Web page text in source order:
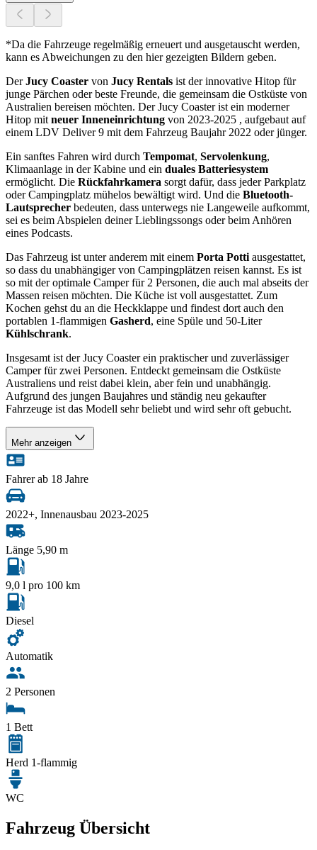
*Da die Fahrzeuge regelmäßig erneuert und ausgetauscht werden,
kann es Abweichungen zu den hier gezeigten Bildern geben.
DerJucy Coaster von Jucy Rentals ist der innovative Hitop für
junge Pärchen oder beste Freunde, die gemeinsam die Ostküste von
Australien bereisen möchten. Der Jucy Coaster ist ein moderner
Hitop mitneuer Inneneinrichtung von 2023-2025 , aufgebaut auf
einem LDV Deliver 9 mit dem Fahrzeug Baujahr 2022 oder jünger.
Ein sanftes Fahren wird durch Tempomat, Servolenkung,
Klimaanlage in der Kabine und ein duales Batteriesystem
ermöglicht. Die Rückfahrkamera sorgt dafür, dass jeder Parkplatz
oder Campingplatz mühelos bewältigt wird. Und die Bluetooth-
Lautsprecher bedeuten, dass unterwegs nie Langeweile aufkommt,
sei es beim Abspielen deiner Lieblingssongs oder beim Anhören
eines Podcasts.
Das Fahrzeug ist unter anderem mit einem Porta Pottiausgestattet,
so dass du unabhängiger von Campingplätzen reisen kannst. Es ist
so mit der optimale Camper für 2 Personen, die auch mal abseits der
Massen reisen möchten. Die Küche ist voll ausgestattet. Zum
Kochen gehst du an die Heckklappe und findest dort auch den
portablen 1-flammigen Gasherd, eine Spüle und 50-Liter
Kühlschrank.
Insgesamt ist der Jucy Coaster ein praktischer und zuverlässiger
Camper für zwei Personen. Entdeckt gemeinsam die Ostküste
Australiens und reist dabei klein, aber fein und unabhängig.
Aufgrund des jungen Baujahres und ständig neu gekaufter
Fahrzeuge ist das Modell sehr beliebt und wird sehr oft gebucht.
Mehr anzeigen
Fahrer ab 18 Jahre
2022+, Innenausbau 2023-2025
Länge 5,90 m
9,0 l pro 100 km
Diesel
Automatik
2 Personen
1 Bett
Herd 1-flammig
WC
Fahrzeug Übersicht